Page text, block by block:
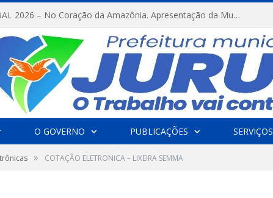
FESTRIBAL 2026 – No Coração da Amazônia. Apresentação da Munduruku.
O GOVERNO PUBLICAÇÕES SERVIÇOS
» COTAÇÃO ELETRONICA – LIXEIRA SEMMA